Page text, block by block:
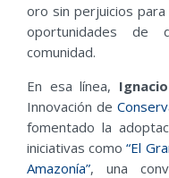
oro sin perjuicios
oportunidades de
comunidad.
En esa línea,
Innovación de
fomentado la
iniciativas como“El
Amazonía”, una